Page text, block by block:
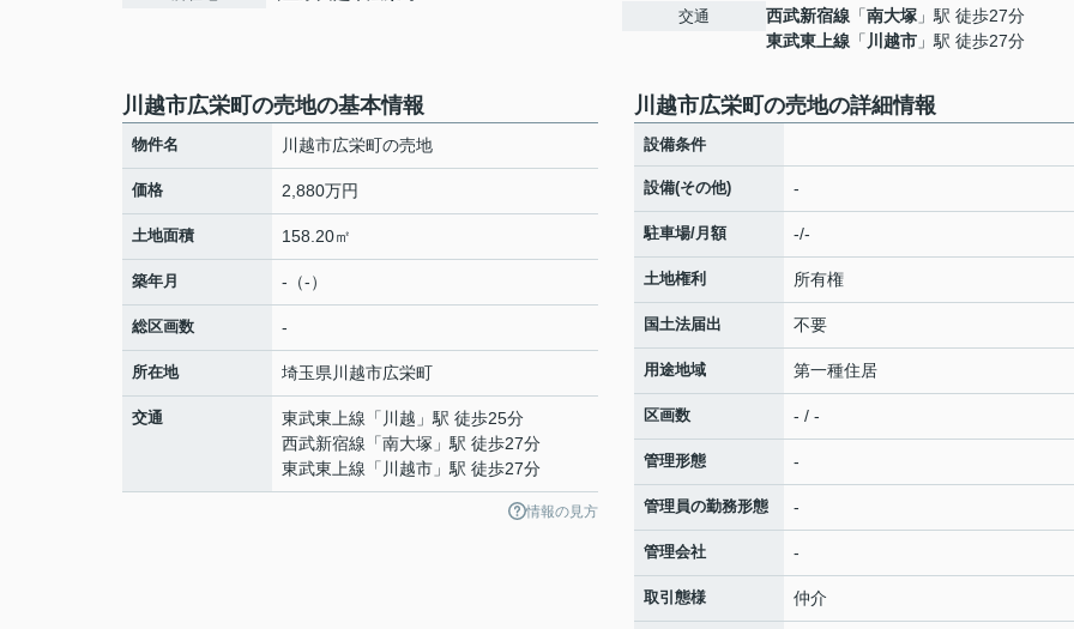
交通
西武新宿線 「南大塚 」駅 徒歩27分
東武東上線 「 川越市 」駅 徒歩27分
川越市広栄町の売地の基本情報
物件名 川越市広栄町の売地
価格 2,880万円
土地面積 158.20㎡
築年月 -（-）
総区画数 -
所在地 埼玉県 川越市広栄町
交通 東武東上線 「 川越 」駅 徒歩25分
西武新宿線 「南大塚 」駅 徒歩27分
東武東上線 「 川越市 」駅 徒歩27分
情報の見方
川越市広栄町の売地の詳細情報
設備条件
設備(その他) -
駐車場/月額 -/-
土地権利 所有権
国土法届出 不要
用途地域 第一種住居
区画数 - / -
管理形態 -
管理員の勤務形態 -
管理会社 -
取引態様 仲介